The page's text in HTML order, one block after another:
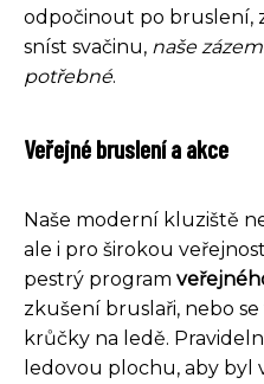
odpočinout po bruslení,
sníst svačinu, naše
potřebné.
Veřejné bruslení a akce
Naše moderní kluziště
ale i pro širokou
pestrý program
zkušení bruslaři, nebo
krůčky na ledě.
ledovou plochu, aby byl